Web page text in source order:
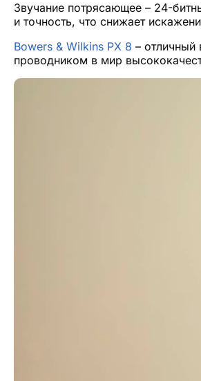
Звучание потрясающее – 24-
и точность, что снижает
Bowers & Wilkins PX 8 – отличный
проводником в мир